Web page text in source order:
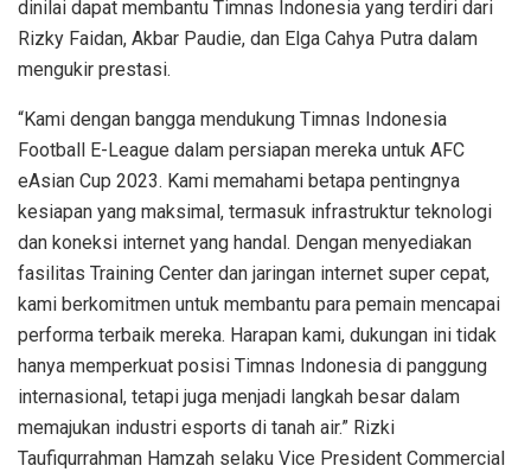
dinilai dapat membantu Timnas Indonesia yang terdiri dari
Rizky Faidan, Akbar Paudie, dan Elga Cahya Putra dalam
mengukir prestasi.
“Kami dengan bangga mendukung Timnas Indonesia
Football E-League dalam persiapan mereka untuk AFC
eAsian Cup 2023. Kami memahami betapa pentingnya
kesiapan yang maksimal, termasuk infrastruktur teknologi
dan koneksi internet yang handal. Dengan menyediakan
fasilitas Training Center dan jaringan internet super cepat,
kami berkomitmen untuk membantu para pemain mencapai
performa terbaik mereka. Harapan kami, dukungan ini tidak
hanya memperkuat posisi Timnas Indonesia di panggung
internasional, tetapi juga menjadi langkah besar dalam
memajukan industri esports di tanah air.” Rizki
Taufiqurrahman Hamzah selaku Vice President Commercial